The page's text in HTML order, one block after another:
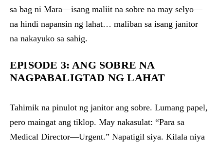
sa bag ni Mara—isang maliit na sobre na may selyo—
na hindi napansin ng lahat… maliban sa isang janitor
na nakayuko sa sahig.
EPISODE 3: ANG SOBRE NA
NAGPABALIGTAD NG LAHAT
Tahimik na pinulot ng janitor ang sobre. Lumang papel,
pero maingat ang tiklop. May nakasulat: “Para sa
Medical Director—Urgent.” Napatigil siya. Kilala niya